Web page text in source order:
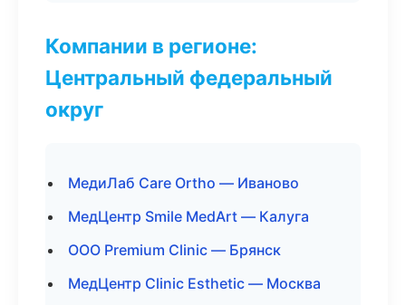
Компании в регионе:
Центральный федеральный
округ
МедиЛаб Care Ortho — Иваново
МедЦентр Smile MedArt — Калуга
ООО Premium Clinic — Брянск
МедЦентр Clinic Esthetic — Москва